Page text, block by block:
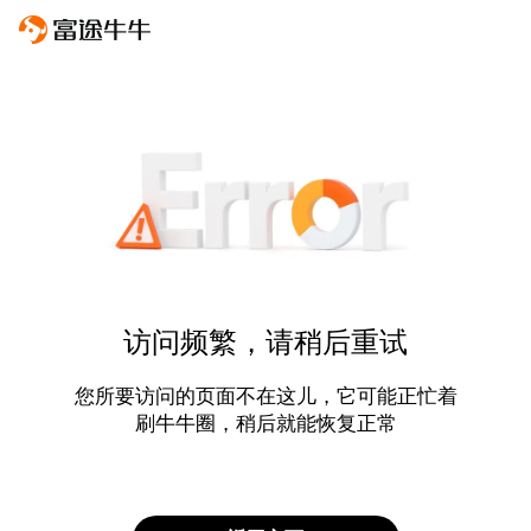
访问频繁，请稍后重试
您所要访问的页面不在这儿，它可能正忙着
刷牛牛圈，稍后就能恢复正常